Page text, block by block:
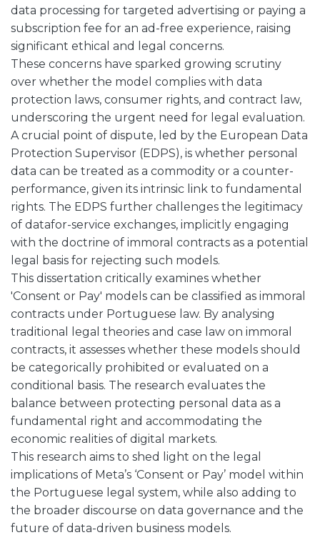
data processing for targeted advertising or paying a
subscription fee for an ad-free experience, raising
significant ethical and legal concerns.
These concerns have sparked growing scrutiny
over whether the model complies with data
protection laws, consumer rights, and contract law,
underscoring the urgent need for legal evaluation.
A crucial point of dispute, led by the European Data
Protection Supervisor (EDPS), is whether personal
data can be treated as a commodity or a counter-
performance, given its intrinsic link to fundamental
rights. The EDPS further challenges the legitimacy
of datafor-service exchanges, implicitly engaging
with the doctrine of immoral contracts as a potential
legal basis for rejecting such models.
This dissertation critically examines whether
'Consent or Pay' models can be classified as immoral
contracts under Portuguese law. By analysing
traditional legal theories and case law on immoral
contracts, it assesses whether these models should
be categorically prohibited or evaluated on a
conditional basis. The research evaluates the
balance between protecting personal data as a
fundamental right and accommodating the
economic realities of digital markets.
This research aims to shed light on the legal
implications of Meta’s ‘Consent or Pay’ model within
the Portuguese legal system, while also adding to
the broader discourse on data governance and the
future of data-driven business models.